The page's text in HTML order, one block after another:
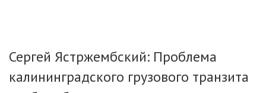
Сергей Ястржембский: Проблема
калининградского грузового транзита